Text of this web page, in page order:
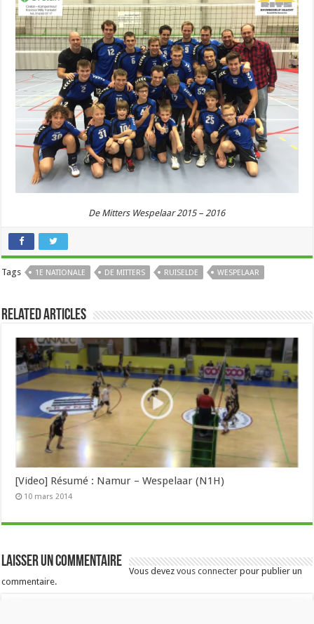
De Mitters Wespelaar 2015 – 2016
Tags 1E NATIONALE DE MITTERS RUISELDE WESPELAAR
Related Articles
[Video] Résumé : Namur – Wespelaar (N1H)
10 mars 2014
Laisser un commentaire
Vous devezvous connecter pour publier un
commentaire.